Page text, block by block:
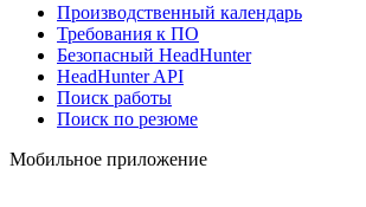
Производственный календарь
Требования к ПО
Безопасный HeadHunter
HeadHunter API
Поиск работы
Поиск по резюме
Мобильное приложение